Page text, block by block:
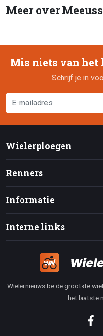
Meer over
Mis niets van het
Schrijf je in
Wielerploegen
Renners
Informatie
Interne links
Wielernieuws.be de grootste
het laatste